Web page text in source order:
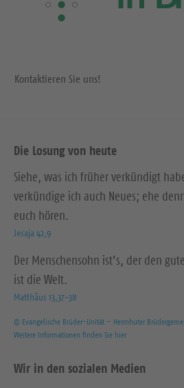
Kontaktieren Sie uns!
Die Losung von heute
Siehe, was ich früher verkündigt
verkündige ich auch Neues; ehe
euch hören.
Jesaja 42,9
Der Menschensohn ist’s, der den
ist die Welt.
Matthäus 13,37-38
© Evangelische Brüder-Unität – Herrnhuter
Weitere Informationen finden Sie hier
Wir in den sozialen Medien